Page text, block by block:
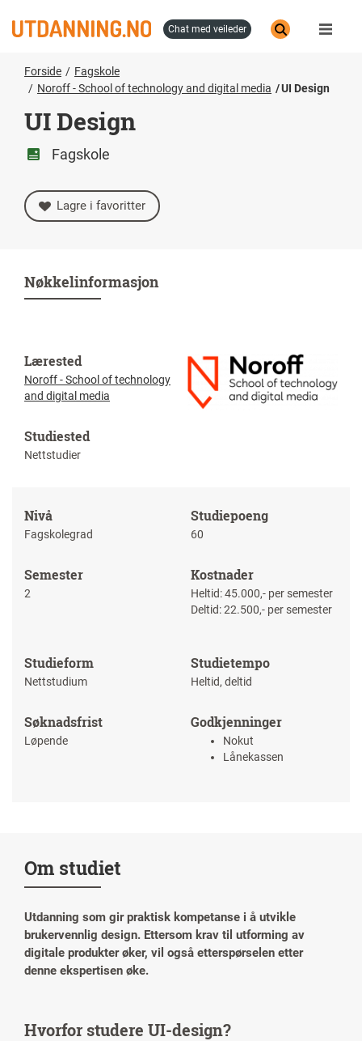
til
chat med veileder
Forside
Fagskole
Noroff - School of technology and digital media
UI Design
UI Design
Fagskole
Lagre i favoritter
Nøkkelinformasjon
Lærested
Noroff - School of technology
and digital media
Studiested
Nettstudier
Nivå
Fagskolegrad
Studiepoeng
60
Semester
2
Kostnader
Heltid: 45.000,- per semester
Deltid: 22.500,- per semester
Studieform
Nettstudium
Studietempo
Heltid, deltid
Søknadsfrist
Løpende
Godkjenninger
Nokut
Lånekassen
Om studiet
Utdanning som gir praktisk kompetanse i å utvikle
brukervennlig design. Ettersom krav til utforming av
digitale produkter øker, vil også etterspørselen etter
denne ekspertisen øke.
Hvorfor studere UI-design?